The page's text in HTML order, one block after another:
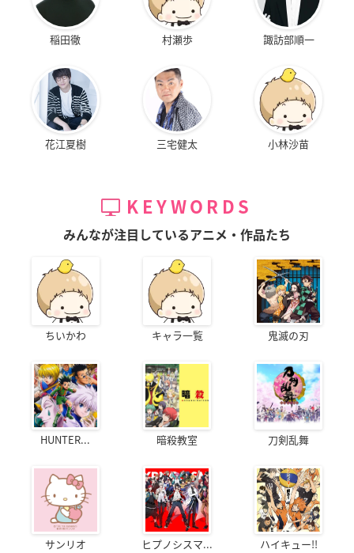
稲田徹 村瀬歩 諏訪部順一
花江夏樹 三宅健太 小林沙苗
KEYWORDS
みんなが注目しているアニメ・作品たち
ちいかわ キャラ一覧 鬼滅の刃
HUNTER... 暗殺教室 刀剣乱舞
サンリオ ヒプノシスマ... ハイキュー!!